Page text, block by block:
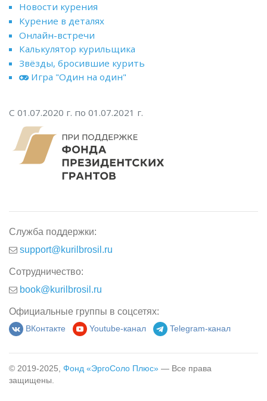
Новости курения
Курение в деталях
Онлайн-встречи
Калькулятор курильщика
Звёзды, бросившие курить
Игра "Один на один"
С 01.07.2020 г. по 01.07.2021 г.
Служба поддержки:
support@kurilbrosil.ru
Сотрудничество:
book@kurilbrosil.ru
Официальные группы в соцсетях:
ВКонтакте Youtube-канал Telegram-канал
© 2019-2025, Фонд «ЭргоСоло Плюс» — Все права
защищены.